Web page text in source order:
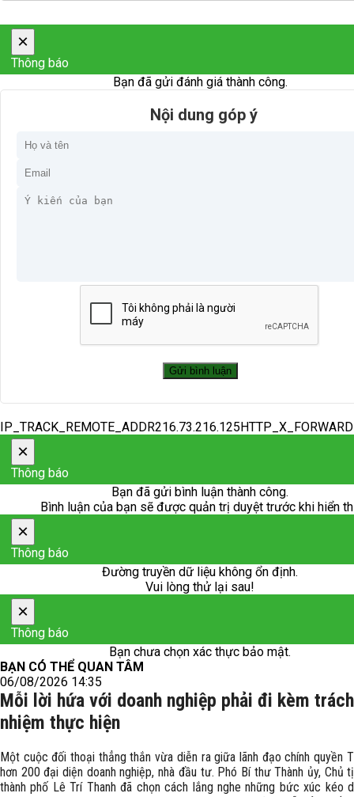
×
Thông báo
Bạn đã gửi đánh giá thành công.
Nội dung góp ý
×
Thông báo
Bạn đã gửi bình luận thành công.
Bình luận của bạn sẽ được quản trị duyệt trước khi hiển
×
Thông báo
Đường truyền dữ liệu không ổn định.
Vui lòng thử lại sau!
×
Thông báo
Bạn chưa chọn xác thực bảo mật.
BẠN CÓ THỂ QUAN TÂM
06/08/2026 14:35
Mỗi lời hứa với doanh nghiệp phải đi kèm trách
nhiệm thực hiện
Một cuộc đối thoại thẳng thắn vừa diễn ra giữa lãnh đạo chính quyền
hơn 200 đại diện doanh nghiệp, nhà đầu tư. Phó Bí thư Thành ủy, Chủ
thành phố Lê Trí Thanh đã chọn cách lắng nghe những bức xúc kéo